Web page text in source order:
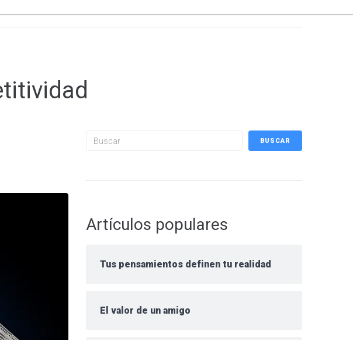
Buscar BUSCAR
Artículos populares
Tus pensamientos definen tu realidad
El valor de un amigo